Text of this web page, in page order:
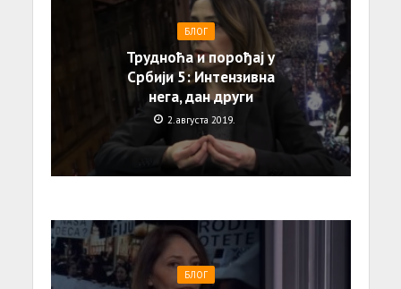
БЛОГ
Трудноћа и порођај у
Србији 5: Интензивна
нега, дан други
2. августа 2019.
БЛОГ